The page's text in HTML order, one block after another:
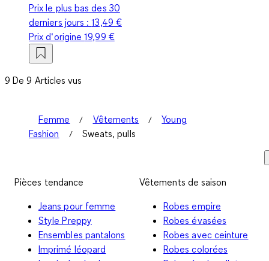
Prix le plus bas des 30
derniers jours :13,49 €
Prix d‘origine19,99 €
9 De 9 Articles vus
Femme Vêtements
Young
Fashion
Sweats, pulls
Pièces tendance
Jeans pour femme
Style Preppy
Ensembles pantalons
Imprimé léopard
Vêtements de saison
Robes empire
Robes évasées
Robes avec ceinture
Robes colorées